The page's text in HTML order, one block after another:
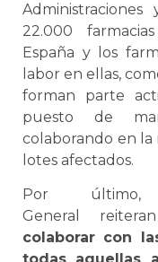
Administraciones
22.000
España y los
labor en ellas,
forman parte
puesto de
colaborando en la
lotes afectados.
Por
General
colaborar con